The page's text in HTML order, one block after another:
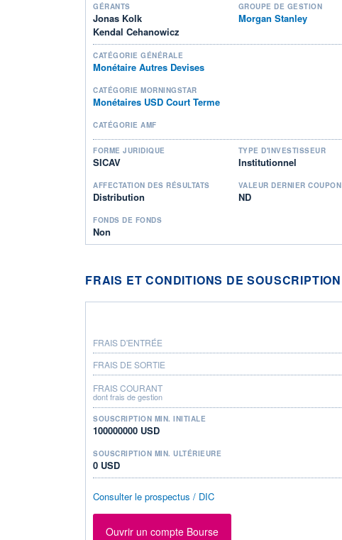
GÉRANTS
Jonas Kolk
Kendal Cehanowicz
GROUPE DE GESTION
Morgan Stanley
CATÉGORIE GÉNÉRALE
Monétaire Autres Devises
CATÉGORIE MORNINGSTAR
Monétaires USD Court Terme
CATÉGORIE AMF
FORME JURIDIQUE
SICAV
TYPE D'INVESTISSEUR
Institutionnel
AFFECTATION DES RÉSULTATS
Distribution
VALEUR DERNIER COUPON
ND
FONDS DE FONDS
Non
FRAIS ET CONDITIONS DE SOUSCRIPTION
FRAIS D'ENTRÉE
FRAIS DE SORTIE
FRAIS COURANT
dont frais de gestion
SOUSCRIPTION MIN. INITIALE
100000000 USD
SOUSCRIPTION MIN. ULTÉRIEURE
0 USD
Consulter le prospectus / DIC
Ouvrir un compte Bourse